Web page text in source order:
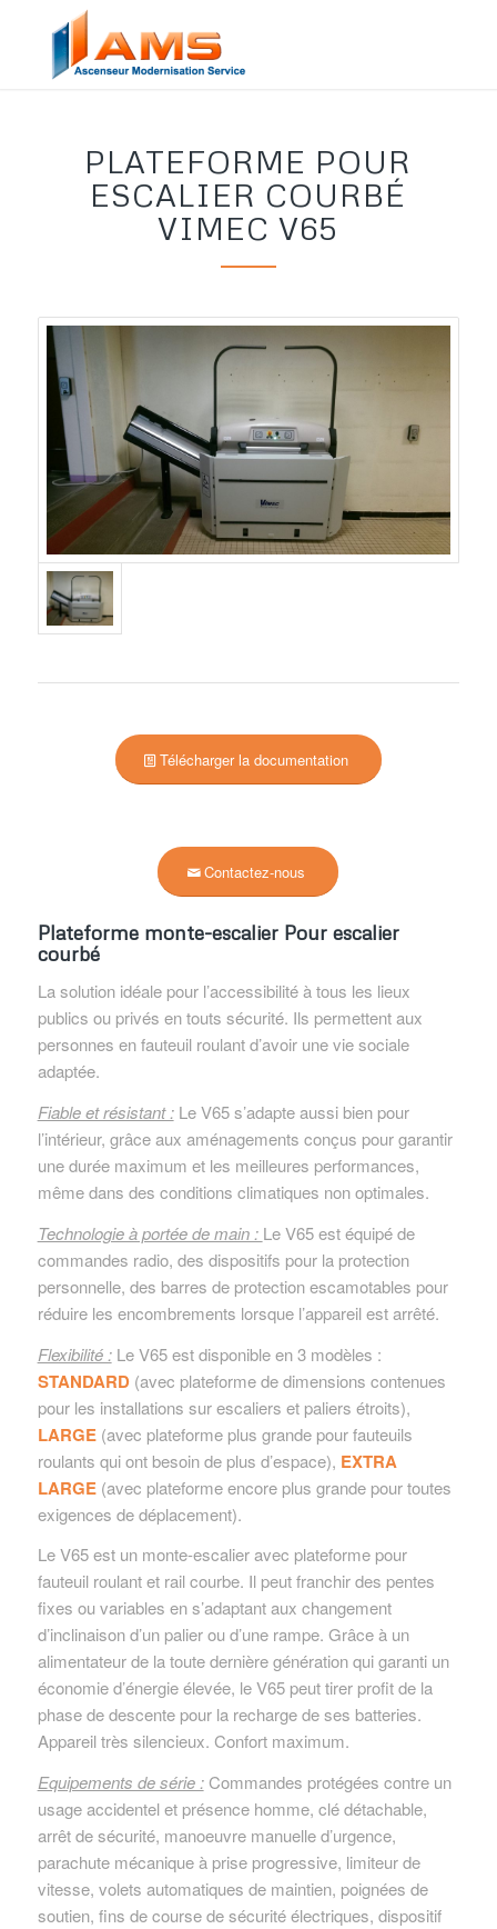
PLATEFORME POUR
ESCALIER COURBÉ
VIMEC V65
Télécharger la documentation
Contactez-nous
Plateforme monte-escalier Pour escalier
courbé
La solution idéale pour l’accessibilité à tous les lieux
publics ou privés en touts sécurité. Ils permettent aux
personnes en fauteuil roulant d’avoir une vie sociale
adaptée.
Fiable et résistant :Le V65 s’adapte aussi bien pour
l’intérieur, grâce aux aménagements conçus pour garantir
une durée maximum et les meilleures performances,
même dans des conditions climatiques non optimales.
Technologie à portée de main : Le V65 est équipé de
commandes radio, des dispositifs pour la protection
personnelle, des barres de protection escamotables pour
réduire les encombrements lorsque l’appareil est arrêté.
Flexibilité :Le V65 est disponible en 3 modèles :
STANDARD(avec plateforme de dimensions contenues
pour les installations sur escaliers et paliers étroits),
LARGE(avec plateforme plus grande pour fauteuils
roulants qui ont besoin de plus d’espace), EXTRA
LARGE(avec plateforme encore plus grande pour toutes
exigences de déplacement).
Le V65 est un monte-escalier avec plateforme pour
fauteuil roulant et rail courbe. Il peut franchir des pentes
fixes ou variables en s’adaptant aux changement
d’inclinaison d’un palier ou d’une rampe. Grâce à un
alimentateur de la toute dernière génération qui garanti un
économie d’énergie élevée, le V65 peut tirer profit de la
phase de descente pour la recharge de ses batteries.
Appareil très silencieux. Confort maximum.
Equipements de série :Commandes protégées contre un
usage accidentel et présence homme, clé détachable,
arrêt de sécurité, manoeuvre manuelle d’urgence,
parachute mécanique à prise progressive, limiteur de
vitesse, volets automatiques de maintien, poignées de
soutien, fins de course de sécurité électriques, dispositif